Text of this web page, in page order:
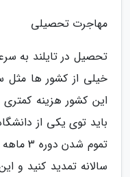
مهاجرت تحصیلی
تحصیل در تایلند به
خیلی از کشور ها مثل
این کشور هزینه
باید توی یکی از
تموم
سالانه تمدید کنید و